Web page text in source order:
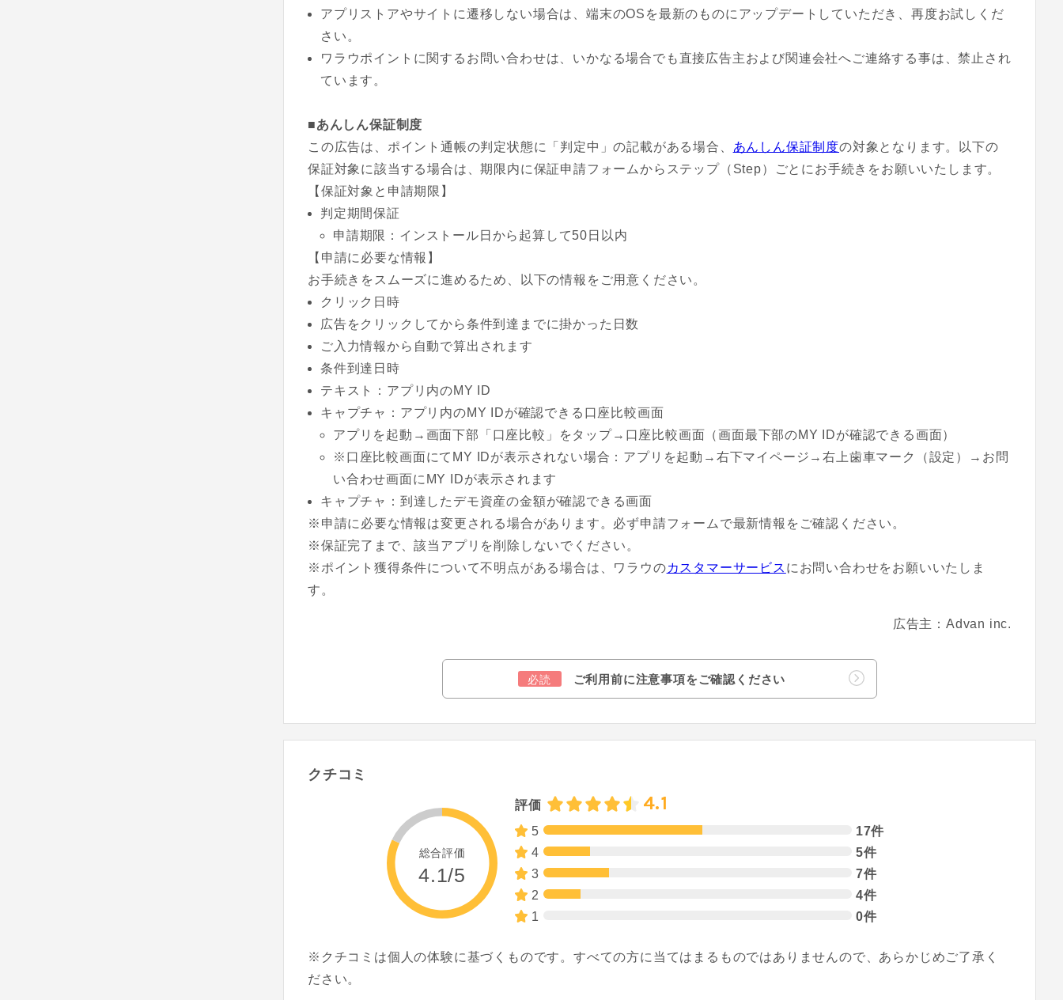
アプリストアやサイトに遷移しない場合は、端末のOSを最新のものにアップデートしていただき、再度お試しくだ
さい。
ワラウポイントに関するお問い合わせは、いかなる場合でも直接広告主および関連会社へご連絡する事は、禁止され
ています。
■あんしん保証制度
この広告は、ポイント通帳の判定状態に「判定中」の記載がある場合、 あんしん保証制度の対象となります。以下の
保証対象に該当する場合は、期限内に保証申請フォームからステップ（Step）ごとにお手続きをお願いいたします。
【保証対象と申請期限】
判定期間保証
申請期限：インストール日から起算して50日以内
【申請に必要な情報】
お手続きをスムーズに進めるため、以下の情報をご用意ください。
クリック日時
広告をクリックしてから条件到達までに掛かった日数
ご入力情報から自動で算出されます
条件到達日時
テキスト：アプリ内のMY ID
キャプチャ：アプリ内のMY IDが確認できる口座比較画面
アプリを起動→画面下部「口座比較」をタップ→口座比較画面（画面最下部のMY IDが確認できる画面）
※口座比較画面にてMY IDが表示されない場合：アプリを起動→右下マイページ→右上歯車マーク（設定）→お問
い合わせ画面にMY IDが表示されます
キャプチャ：到達したデモ資産の金額が確認できる画面
※申請に必要な情報は変更される場合があります。必ず申請フォームで最新情報をご確認ください。
※保証完了まで、該当アプリを削除しないでください。
※ポイント獲得条件について不明点がある場合は、ワラウのカスタマーサービス にお問い合わせをお願いいたしま
す。
広告主：Advan inc.
必読 ご利用前に注意事項をご確認ください
クチコミ
総合評価
4.1/5
評価 4.1
5
17件
4
5件
3
7件
2
4件
1
0件
※クチコミは個人の体験に基づくものです。すべての方に当てはまるものではありませんので、あらかじめご了承く
ださい。